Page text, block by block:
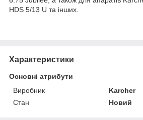
HDS 5/13 U та інших.
Характеристики
Основні атрибути
Виробник
Karcher
Стан
Новий